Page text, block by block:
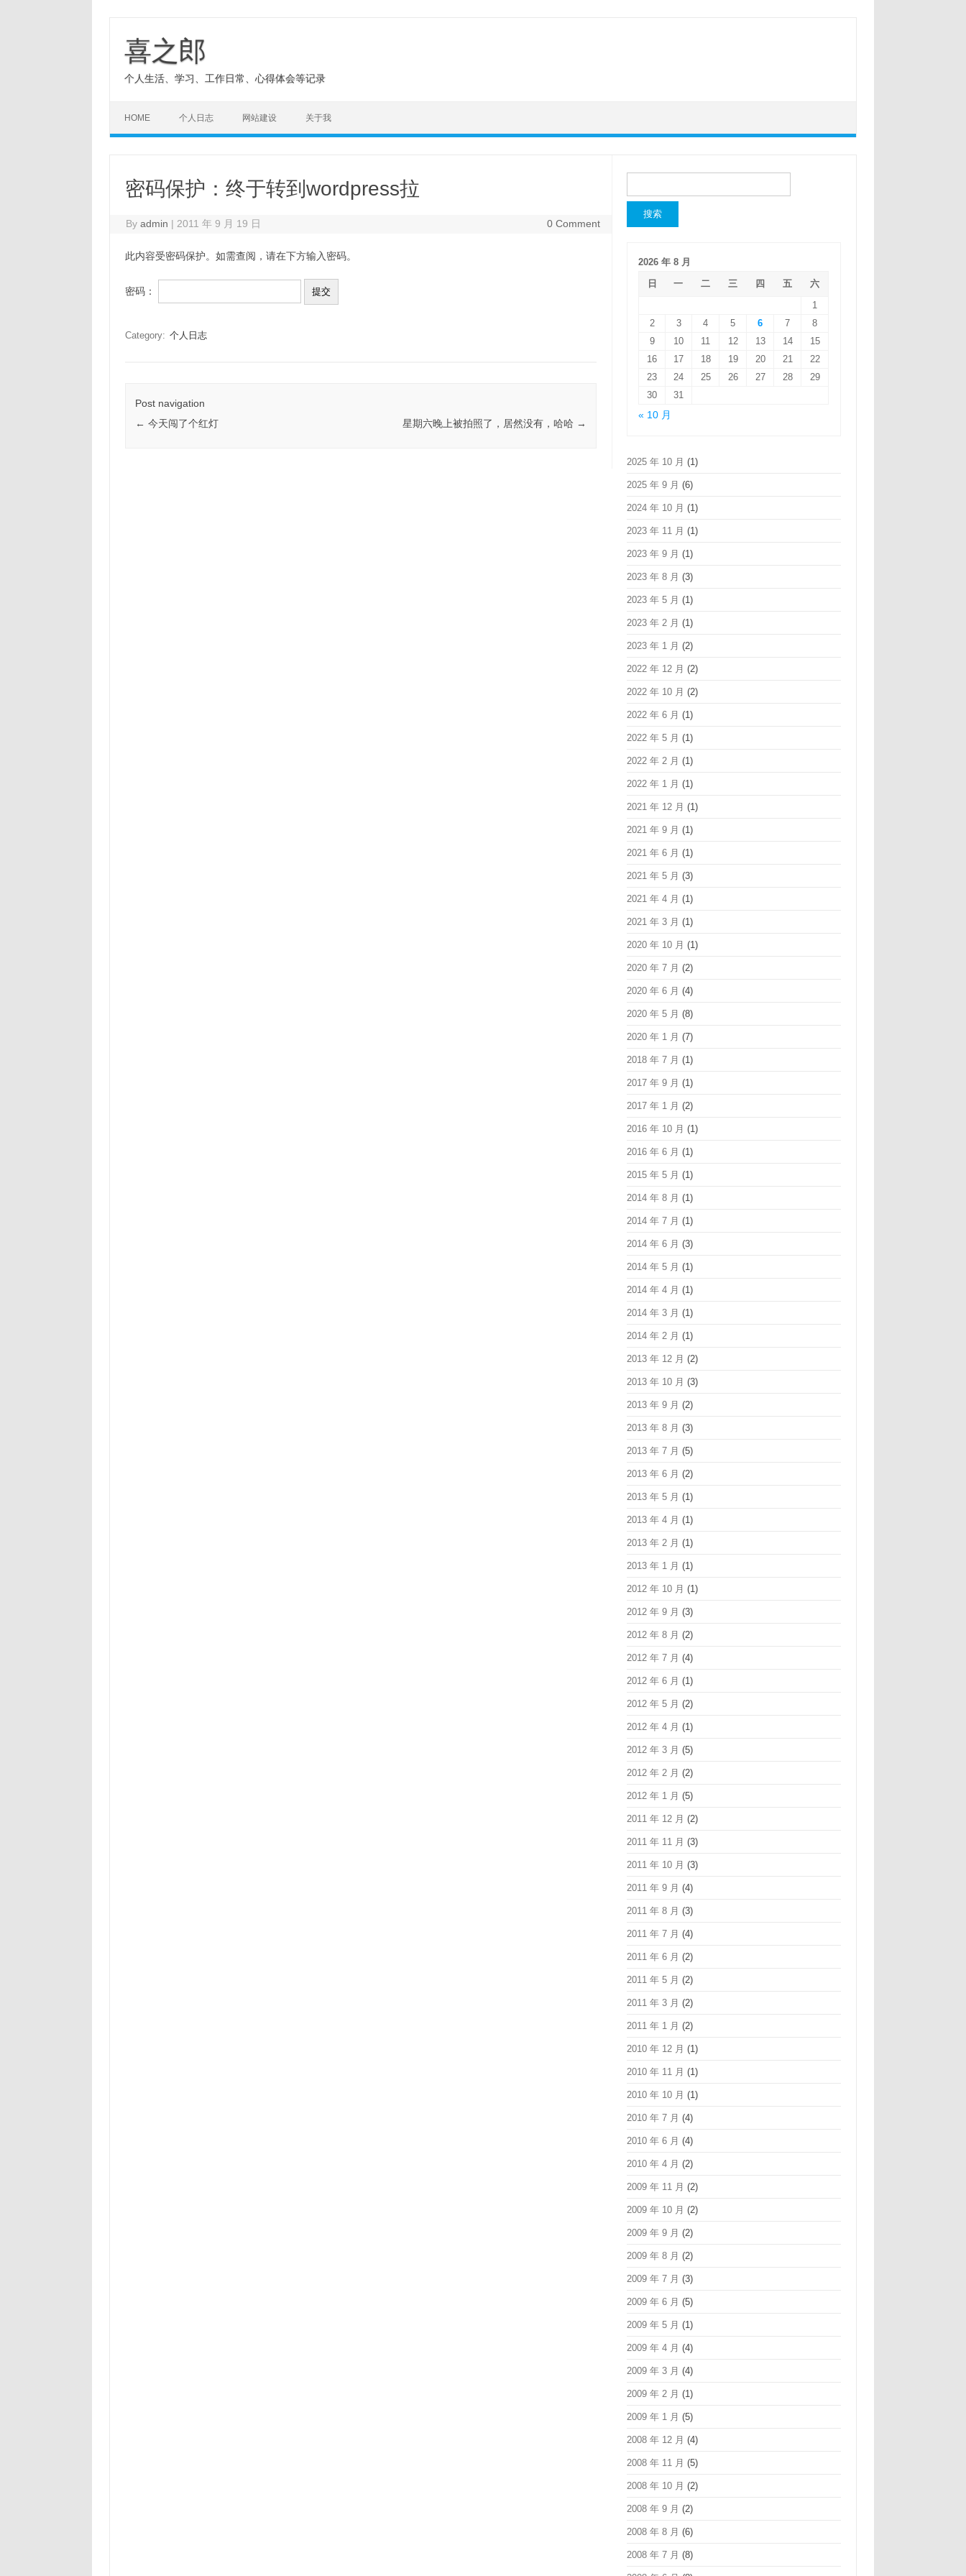
content
喜之郎
个人生活、学习、工作日常、心得体会等记录
HOME 个人日志 网站建设 关于我
密码保护：终于转到wordpress拉
Byadmin | 2011 年 9 月 19 日 0 Comment
此内容受密码保护。如需查阅，请在下方输入密码。
密码：
Category: 个人日志
Post navigation
← 今天闯了个红灯 星期六晚上被拍照了，居然没有，哈哈 →
索：
2026 年 8 月
日
一 二 三 四 五
六
1
2
3 4 5 6 7
8
9
10 11 12 13 14
15
16
17 18 19 20 21
22
23
24 25 26 27 28
29
30
31
« 10 月
2025 年 10 月 (1)
2025 年 9 月 (6)
2024 年 10 月 (1)
2023 年 11 月 (1)
2023 年 9 月 (1)
2023 年 8 月 (3)
2023 年 5 月 (1)
2023 年 2 月 (1)
2023 年 1 月 (2)
2022 年 12 月 (2)
2022 年 10 月 (2)
2022 年 6 月 (1)
2022 年 5 月 (1)
2022 年 2 月 (1)
2022 年 1 月 (1)
2021 年 12 月 (1)
2021 年 9 月 (1)
2021 年 6 月 (1)
2021 年 5 月 (3)
2021 年 4 月 (1)
2021 年 3 月 (1)
2020 年 10 月 (1)
2020 年 7 月 (2)
2020 年 6 月 (4)
2020 年 5 月 (8)
2020 年 1 月 (7)
2018 年 7 月 (1)
2017 年 9 月 (1)
2017 年 1 月 (2)
2016 年 10 月 (1)
2016 年 6 月 (1)
2015 年 5 月 (1)
2014 年 8 月 (1)
2014 年 7 月 (1)
2014 年 6 月 (3)
2014 年 5 月 (1)
2014 年 4 月 (1)
2014 年 3 月 (1)
2014 年 2 月 (1)
2013 年 12 月 (2)
2013 年 10 月 (3)
2013 年 9 月 (2)
2013 年 8 月 (3)
2013 年 7 月 (5)
2013 年 6 月 (2)
2013 年 5 月 (1)
2013 年 4 月 (1)
2013 年 2 月 (1)
2013 年 1 月 (1)
2012 年 10 月 (1)
2012 年 9 月 (3)
2012 年 8 月 (2)
2012 年 7 月 (4)
2012 年 6 月 (1)
2012 年 5 月 (2)
2012 年 4 月 (1)
2012 年 3 月 (5)
2012 年 2 月 (2)
2012 年 1 月 (5)
2011 年 12 月 (2)
2011 年 11 月 (3)
2011 年 10 月 (3)
2011 年 9 月 (4)
2011 年 8 月 (3)
2011 年 7 月 (4)
2011 年 6 月 (2)
2011 年 5 月 (2)
2011 年 3 月 (2)
2011 年 1 月 (2)
2010 年 12 月 (1)
2010 年 11 月 (1)
2010 年 10 月 (1)
2010 年 7 月 (4)
2010 年 6 月 (4)
2010 年 4 月 (2)
2009 年 11 月 (2)
2009 年 10 月 (2)
2009 年 9 月 (2)
2009 年 8 月 (2)
2009 年 7 月 (3)
2009 年 6 月 (5)
2009 年 5 月 (1)
2009 年 4 月 (4)
2009 年 3 月 (4)
2009 年 2 月 (1)
2009 年 1 月 (5)
2008 年 12 月 (4)
2008 年 11 月 (5)
2008 年 10 月 (2)
2008 年 9 月 (2)
2008 年 8 月 (6)
2008 年 7 月 (8)